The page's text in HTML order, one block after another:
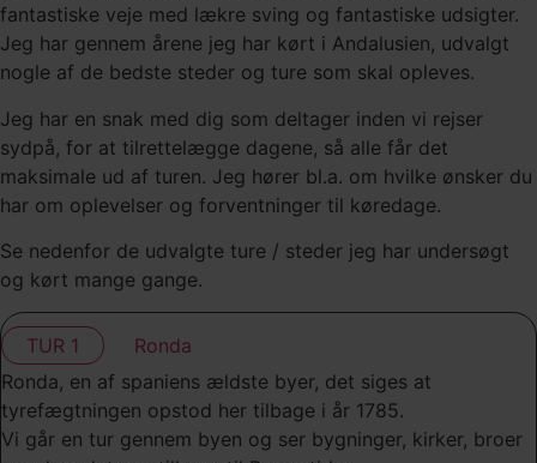
fantastiske veje med lækre sving og fantastiske udsigter.
Jeg har gennem årene jeg har kørt i Andalusien, udvalgt
nogle af de bedste steder og ture som skal opleves.
Jeg har en snak med dig som deltager inden vi rejser
sydpå, for at tilrettelægge dagene, så alle får det
maksimale ud af turen. Jeg hører bl.a. om hvilke ønsker du
har om oplevelser og forventninger til køredage.
Se nedenfor de udvalgte ture / steder jeg har undersøgt
og kørt mange gange.
TUR 1
Ronda
Ronda, en af spaniens ældste byer, det siges at
tyrefægtningen opstod her tilbage i år 1785.
Vi går en tur gennem byen og ser bygninger, kirker, broer